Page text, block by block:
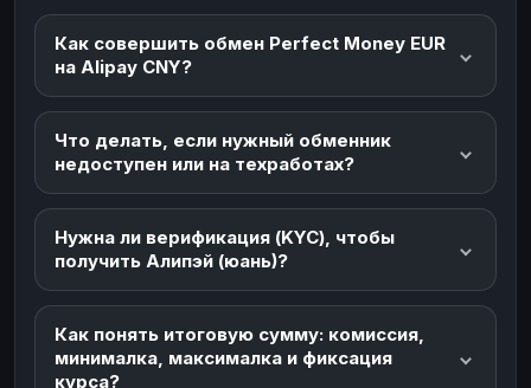
Как совершить обмен Perfect Money EUR
на Alipay CNY?
Что делать, если нужный обменник
недоступен или на техработах?
Нужна ли верификация (KYC), чтобы
получить Алипэй (юань)?
Как понять итоговую сумму: комиссия,
минималка, максималка и фиксация
курса?